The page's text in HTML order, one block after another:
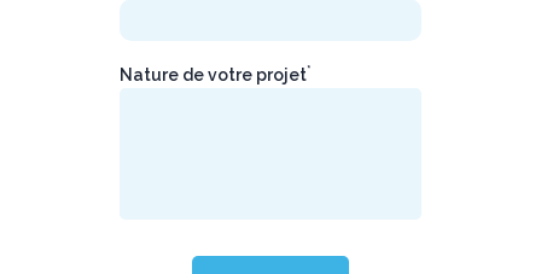
Nature de votre projet*